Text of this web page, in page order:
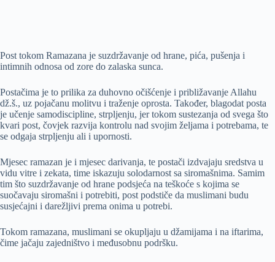
Post tokom Ramazana je suzdržavanje od hrane, pića, pušenja i
intimnih odnosa od zore do zalaska sunca.
Postačima je to prilika za duhovno očišćenje i približavanje Allahu
dž.š., uz pojačanu molitvu i traženje oprosta. Također, blagodat posta
je učenje samodiscipline, strpljenju, jer tokom sustezanja od svega što
kvari post, čovjek razvija kontrolu nad svojim željama i potrebama, te
se odgaja strpljenju ali i upornosti.
Mjesec ramazan je i mjesec darivanja, te postači izdvajaju sredstva u
vidu vitre i zekata, time iskazuju solodarnost sa siromašnima. Samim
tim što suzdržavanje od hrane podsjeća na teškoće s kojima se
suočavaju siromašni i potrebiti, post podstiče da muslimani budu
susjećajni i darežljivi prema onima u potrebi.
Tokom ramazana, muslimani se okupljaju u džamijama i na iftarima,
čime jačaju zajedništvo i međusobnu podršku.